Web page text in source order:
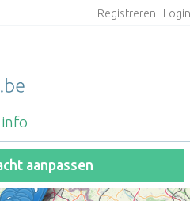
Registreren
info
aanpassen